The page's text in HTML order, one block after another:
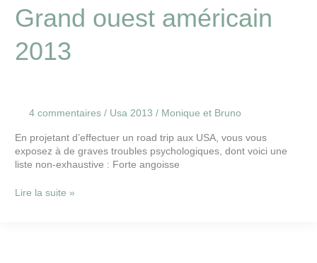
Grand ouest américain
2013
4 commentaires / Usa 2013 / Monique et Bruno
En projetant d’effectuer un road trip aux USA, vous vous
exposez à de graves troubles psychologiques, dont voici une
liste non-exhaustive : Forte angoisse
Lire la suite »